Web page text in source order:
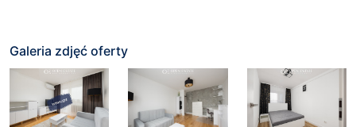
Galeria zdjęć oferty